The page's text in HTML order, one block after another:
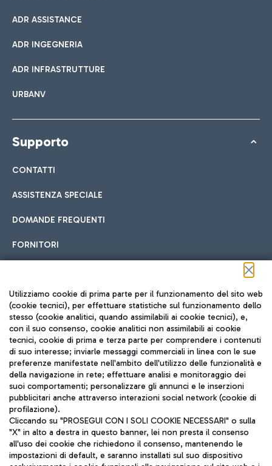
ADR ASSISTANCE
ADR INGEGNERIA
ADR INFRASTRUTTURE
URBANV
Supporto
CONTATTI
ASSISTENZA SPECIALE
DOMANDE FREQUENTI
FORNITORI
Seguici sui social
TRAVEL JOURNAL
ITA
Utilizziamo cookie di prima parte per il funzionamento del sito web
(cookie tecnici), per effettuare statistiche sul funzionamento dello
stesso (cookie analitici, quando assimilabili ai cookie tecnici), e,
con il suo consenso, cookie analitici non assimilabili ai cookie
tecnici, cookie di prima e terza parte per comprendere i contenuti
di suo interesse; inviarle messaggi commerciali in linea con le sue
preferenze manifestate nell'ambito dell'utilizzo delle funzionalità e
della navigazione in rete; effettuare analisi e monitoraggio dei
suoi comportamenti; personalizzare gli annunci e le inserzioni
pubblicitari anche attraverso interazioni social network (cookie di
profilazione).
Cliccando su "PROSEGUI CON I SOLI COOKIE NECESSARI" o sulla
"X" in alto a destra in questo banner, lei non presta il consenso
all'uso dei cookie che richiedono il consenso, mantenendo le
impostazioni di default, e saranno installati sul suo dispositivo